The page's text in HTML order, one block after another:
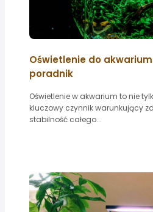
Oświetlenie do
poradnik
Oświetlenie w akwarium to nie
kluczowy czynnik warunkujący
stabilność całego...